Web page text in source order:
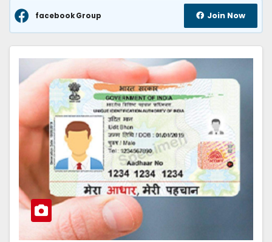
facebook Group Join Now